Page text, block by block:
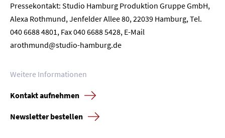
Pressekontakt: Studio Hamburg Produktion Gruppe GmbH,
Alexa Rothmund, Jenfelder Allee 80, 22039 Hamburg, Tel.
040 6688 4801, Fax 040 6688 5428, E-Mail
arothmund@studio-hamburg.de
Weitere Informationen
Kontakt aufnehmen
Newsletter bestellen
Home
Unternehmen
Presse
Karriere
Kontakt